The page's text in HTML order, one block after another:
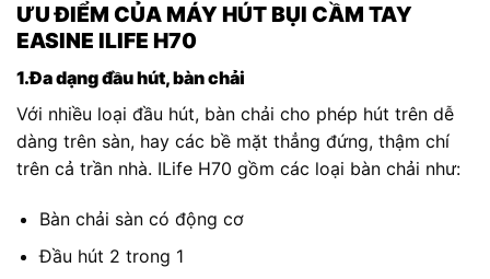
ƯU ĐIỂM CỦA MÁY HÚT BỤI CẦM TAY
EASINE ILIFE H70
1.Đa dạng đầu hút, bàn chải
Với nhiều loại đầu hút, bàn chải cho phép hút trên dễ
dàng trên sàn, hay các bề mặt thẳng đứng, thậm chí
trên cả trần nhà. ILife H70 gồm các loại bàn chải như:
Bàn chải sàn có động cơ
Đầu hút 2 trong 1